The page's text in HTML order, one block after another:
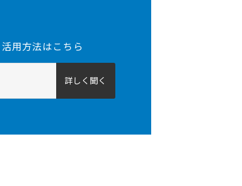
活用方法はこちら
詳しく聞く